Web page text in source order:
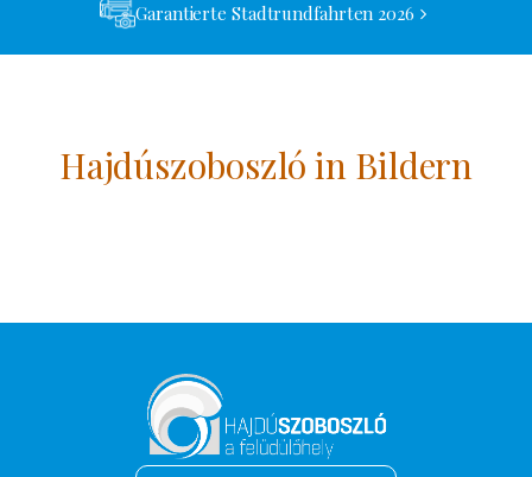
Garantierte Stadtrundfahrten 2026
Hajdúszoboszló in Bildern